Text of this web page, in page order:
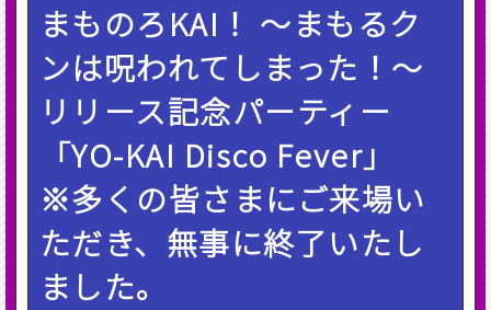
まものろKAI！ ～まもるク
ンは呪われてしまった！～
リリース記念パーティー
「YO-KAI Disco Fever」
※多くの皆さまにご来場い
ただき、無事に終了いたし
ました。